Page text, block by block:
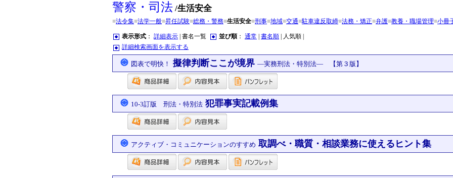
警察・司法 /生活安全
■法令集■法学一般■昇任試験■総務・警務■生活安全■刑事■地域■交通■駐車違反取締■法務・矯正■弁護■教養・職場管理■小冊
表示形式 ： 詳細表示 | 書名一覧 並び順 ： 通常 書名順 | 人気順 |
詳細検索画面を表示する
図表で明快！ 擬律判断ここが境界 ―実務刑法・特別法― 【第３版】
10-3訂版 刑法・特別法 犯罪事実記載例集
アクティブ・コミュニケーションのすすめ 取調べ・職質・相談業務に使えるヒント集